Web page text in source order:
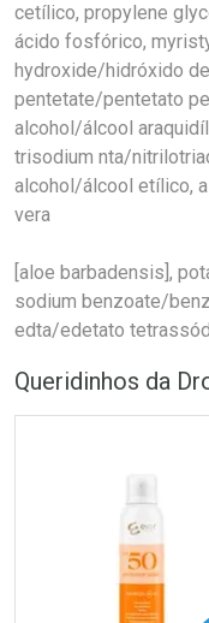
cetílico, propylene
ácido fosfórico,
hydroxide/hidróxido
pentetate/pentetato
alcohol/álcool
trisodium nta/
alcohol/álcool etílico,
vera
[aloe barbadensis],
sodium benzoate/
edta/edetato
Queridinhos da